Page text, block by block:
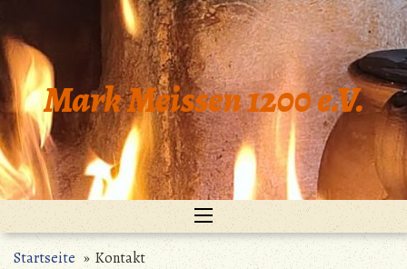
Inhalt
springen
Mark Meissen 1200 e.V.
Startseite» Kontakt